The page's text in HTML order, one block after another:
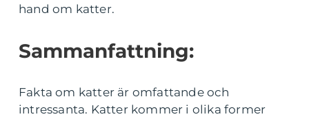
hand om katter.
Sammanfattning:
Fakta om katter är omfattande och
intressanta. Katter kommer i olika former